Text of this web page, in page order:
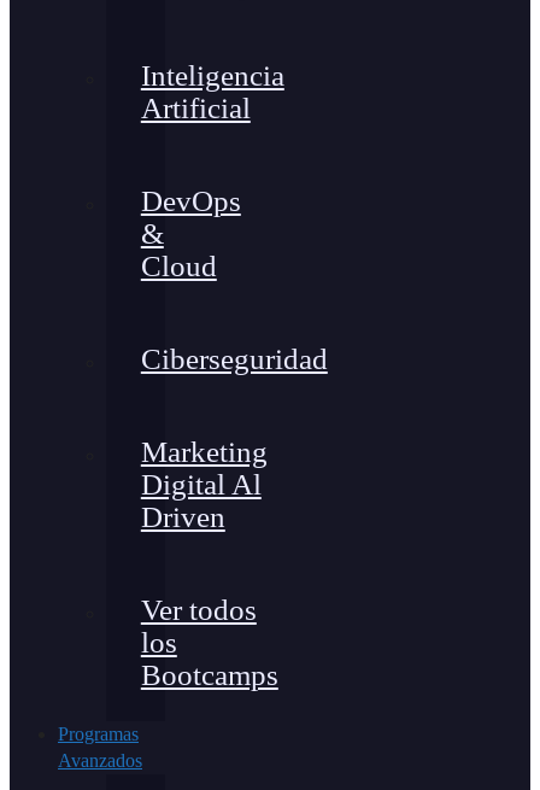
Inteligencia
Artificial
DevOps
&
Cloud
Ciberseguridad
Marketing
Digital Al
Driven
Ver todos
los
Bootcamps
Programas
Avanzados